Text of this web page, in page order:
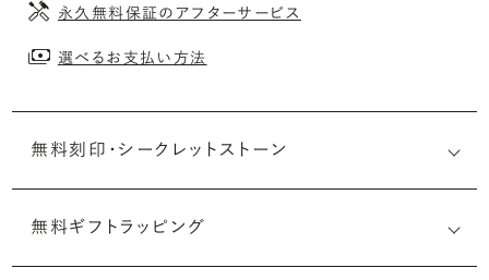
永久無料保証のアフターサービス
選べるお支払い方法
無料刻印・ シークレットストーン
無料ギフトラッピング